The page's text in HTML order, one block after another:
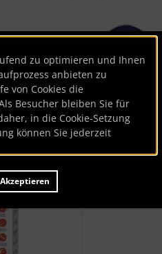
existiert, können Sie die
zu optimieren und Ihnen
anbieten zu
von Cookies die
Besucher bleiben Sie für
in die Cookie-Setzung
können Sie jederzeit
Akzeptieren